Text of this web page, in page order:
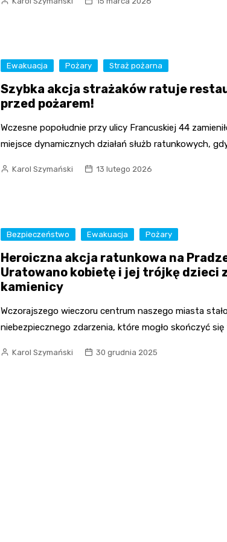
Ewakuacja Pożary Straż pożarna
Szybka akcja strażaków ratuje
przed pożarem!
Wczesne popołudnie przy ulicy Francuskiej 44
miejsce dynamicznych działań służb ratunkowych,
Karol Szymański 13 lutego 2026
Bezpieczeństwo Ewakuacja Pożary
Heroiczna akcja ratunkowa na
Uratowano kobietę i jej trójkę dzieci
kamienicy
Wczorajszego wieczoru centrum naszego miasta
niebezpiecznego zdarzenia, które mogło skończyć
Karol Szymański 30 grudnia 2025